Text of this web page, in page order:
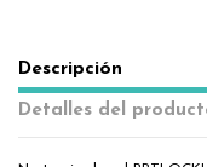
Descripción
Detalles del